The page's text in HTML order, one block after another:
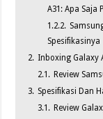
A31: Apa Saja
1.2.2.
Spesifikasinya
2. Inboxing Galaxy
2.1. Review
3. Spesifikasi Dan
3.1. Review